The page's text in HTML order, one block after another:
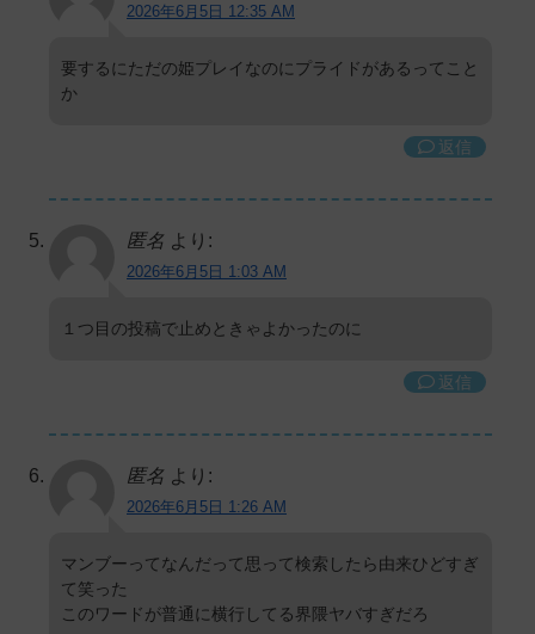
2026年6月5日 12:35 AM
要するにただの姫プレイなのにプライドがあるってこと
か
返信
匿名 より:
2026年6月5日 1:03 AM
１つ目の投稿で止めときゃよかったのに
返信
匿名 より:
2026年6月5日 1:26 AM
マンブーってなんだって思って検索したら由来ひどすぎ
て笑った
このワードが普通に横行してる界隈ヤバすぎだろ